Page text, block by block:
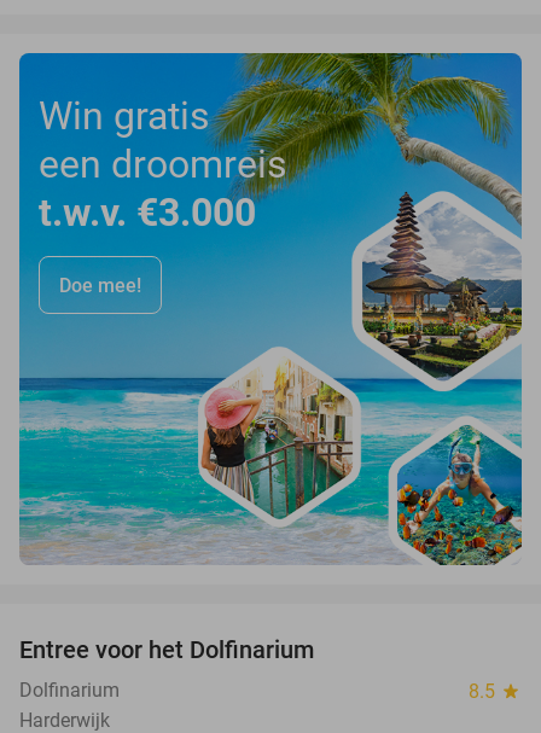
Win gratis
een droomreis
t.w.v. €3.000
Doe mee!
Entree voor het Dolfinarium
Dolfinarium 8.5 star
Harderwijk